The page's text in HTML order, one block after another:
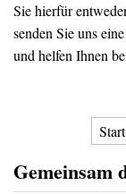
Sie hierfür
senden Sie uns
und helfen Ihnen
Start
Gemeinsam